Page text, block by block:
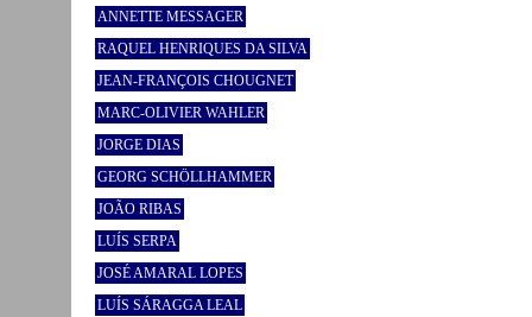
ANNETTE MESSAGER
RAQUEL HENRIQUES DA SILVA
JEAN-FRANÇOIS CHOUGNET
MARC-OLIVIER WAHLER
JORGE DIAS
GEORG SCHÖLLHAMMER
JOÃO RIBAS
LUÍS SERPA
JOSÉ AMARAL LOPES
LUÍS SÁRAGGA LEAL